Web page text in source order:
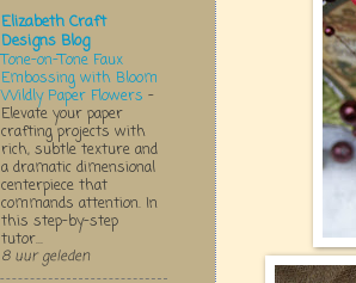
Elizabeth Craft
Designs Blog
Tone-on-Tone Faux
Embossing with Bloom
Wildly Paper Flowers -
Elevate your paper
crafting projects with
rich, subtle texture and
a dramatic dimensional
centerpiece that
commands attention. In
this step-by-step
tutor...
8 uur geleden